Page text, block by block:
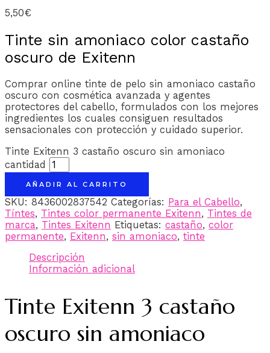
5,50€
Tinte sin amoniaco color castaño
oscuro de Exitenn
Comprar online tinte de pelo sin amoniaco castaño
oscuro con cosmética avanzada y agentes
protectores del cabello, formulados con los mejores
ingredientes los cuales consiguen resultados
sensacionales con protección y cuidado superior.
Tinte Exitenn 3 castaño oscuro sin amoniaco
cantidad
AÑADIR AL CARRITO
SKU: 8436002837542 Categorías: Para el Cabello,
Tíntes, Tintes color permanente Exitenn, Tintes de
marca, Tintes Exitenn Etiquetas: castaño, color
permanente, Exitenn, sin amoniaco, tinte
Descripción
Información adicional
Tinte Exitenn 3 castaño
oscuro sin amoniaco